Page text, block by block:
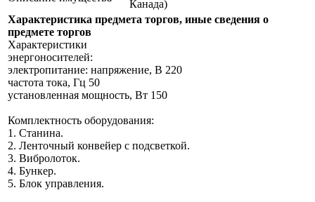
Канада)
Характеристика предмета торгов, иные сведения о
предмете торгов
Характеристики
энергоносителей:
электропитание: напряжение, В 220
частота тока, Гц 50
установленная мощность, Вт 150
Комплектность оборудования:
1. Станина.
2. Ленточный конвейер с подсветкой.
3. Вибролоток.
4. Бункер.
5. Блок управления.